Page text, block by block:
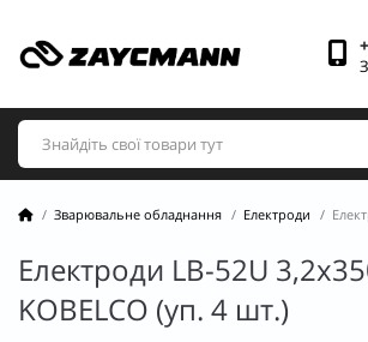
Зварювальне обладнання Електроди
Електроди LB-52U
KOBELCO (уп. 4 шт.)